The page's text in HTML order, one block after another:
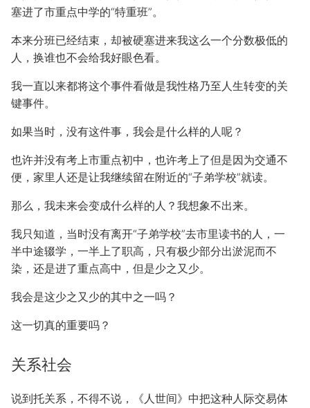
塞进了市重点中学的“特重班”。
本来分班已经结束，却被硬塞进来我这么一个分数极低的
人，换谁也不会给我好眼色看。
我一直以来都将这个事件看做是我性格乃至人生转变的关
键事件。
如果当时，没有这件事，我会是什么样的人呢？
也许并没有考上市重点初中，也许考上了但是因为交通不
便，家里人还是让我继续留在附近的“子弟学校”就读。
那么，我未来会变成什么样的人？我想象不出来。
我只知道，当时没有离开“子弟学校”去市里读书的人，一
半中途辍学，一半上了职高，只有极少部分出淤泥而不
染，还是进了重点高中，但是少之又少。
我会是这少之又少的其中之一吗？
这一切真的重要吗？
关系社会
说到托关系，不得不说，《人世间》中把这种人际交易体